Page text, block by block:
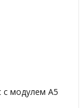
модулем А5